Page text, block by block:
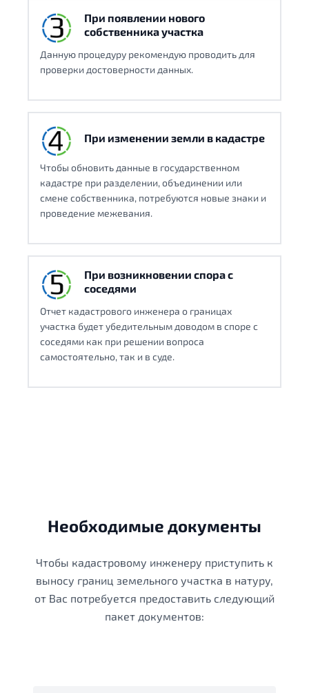
При появлении нового
собственника участка
Данную процедуру рекомендую проводить для
проверки достоверности данных.
При изменении земли в кадастре
Чтобы обновить данные в государственном
кадастре при разделении, объединении или
смене собственника, потребуются новые знаки и
проведение межевания.
При возникновении спора с
соседями
Отчет кадастрового инженера о границах
участка будет убедительным доводом в споре с
соседями как при решении вопроса
самостоятельно, так и в суде.
Необходимые документы
Чтобы кадастровому инженеру приступить к
выносу границ земельного участка в натуру,
от Вас потребуется предоставить следующий
пакет документов: